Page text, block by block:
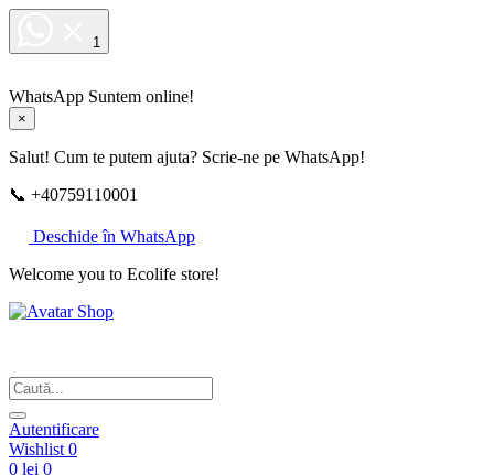
1
WhatsApp Suntem online!
×
Salut! Cum te putem ajuta? Scrie-ne pe WhatsApp!
📞 +40759110001
Deschide în WhatsApp
Welcome you to Ecolife store!
Autentificare
Wishlist 0
0 lei 0